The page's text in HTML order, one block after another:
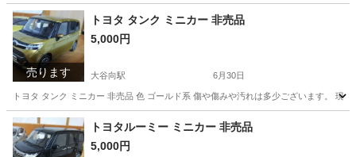
売ります
トヨタ タンク ミニカー 非売品
5,000円
大谷向駅 6月30日
トヨタ タンク ミニカー 非売品 色 ゴールド系 傷や傷みや汚れは多少ございます。 現
栃木 日光市 大谷向駅 タンク
トヨタルーミー ミニカー 非売品
5,000円